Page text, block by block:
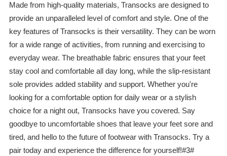
Made from high-quality materials, Transocks are designed to
provide an unparalleled level of comfort and style. One of the
key features of Transocks is their versatility. They can be worn
for a wide range of activities, from running and exercising to
everyday wear. The breathable fabric ensures that your feet
stay cool and comfortable all day long, while the slip-resistant
sole provides added stability and support. Whether you're
looking for a comfortable option for daily wear or a stylish
choice for a night out, Transocks have you covered. Say
goodbye to uncomfortable shoes that leave your feet sore and
tired, and hello to the future of footwear with Transocks. Try a
pair today and experience the difference for yourself!#3#